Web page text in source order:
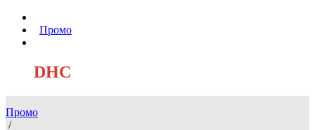
Промо
DHC
Промо
/